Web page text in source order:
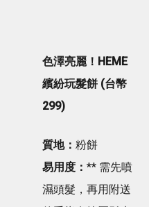
色澤亮麗！HEME
繽紛玩髮餅 (台幣
299)
質地： 粉餅
易用度： ** 需先噴
濕頭髮，再用附送